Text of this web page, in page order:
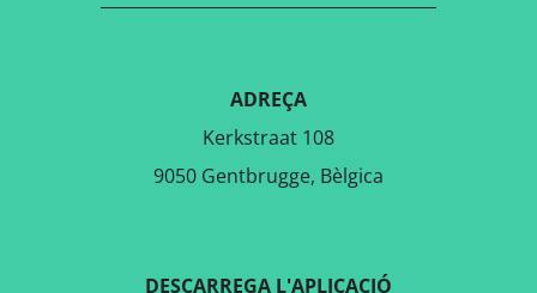
ADREÇA
Kerkstraat 108
9050 Gentbrugge, Bèlgica
DESCARREGA L'APLICACIÓ